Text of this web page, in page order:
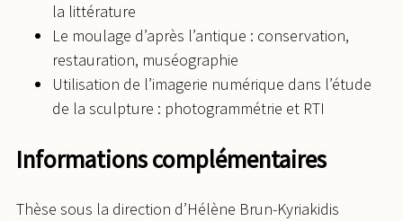
la littérature
Le moulage d’après l’antique : conservation,
restauration, muséographie
Utilisation de l’imagerie numérique dans l’étude
de la sculpture : photogrammétrie et RTI
Informations complémentaires
Thèse sous la direction d’Hélène Brun-Kyriakidis